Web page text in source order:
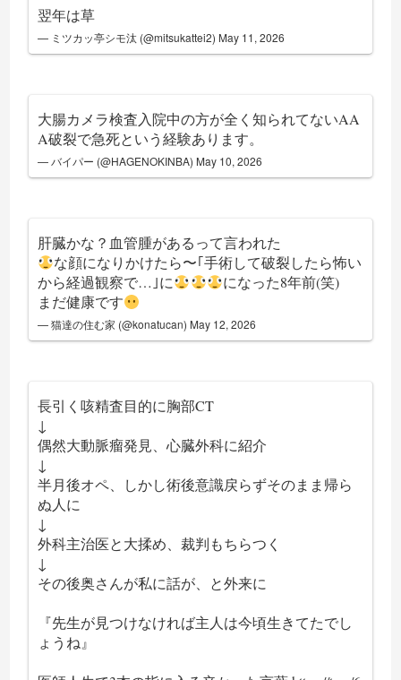
翌年は草
— ミツカッ亭シモ汰 (@mitsukattei2) May 11, 2026
大腸カメラ検査入院中の方が全く知られてないAA
A破裂で急死という経験あります。
— バイパー (@HAGENOKINBA) May 10, 2026
肝臓かな？血管腫があるって言われた
な顔になりかけたら〜｢手術して破裂したら怖い
から経過観察で…｣に
になった8年前(笑)
まだ健康です
— 猫達の住む家 (@konatucan) May 12, 2026
長引く咳精査目的に胸部CT
↓
偶然大動脈瘤発見、心臓外科に紹介
↓
半月後オペ、しかし術後意識戻らずそのまま帰ら
ぬ人に
↓
外科主治医と大揉め、裁判もちらつく
↓
その後奥さんが私に話が、と外来に
『先生が見つけなければ主人は今頃生きてたでし
ょうね』